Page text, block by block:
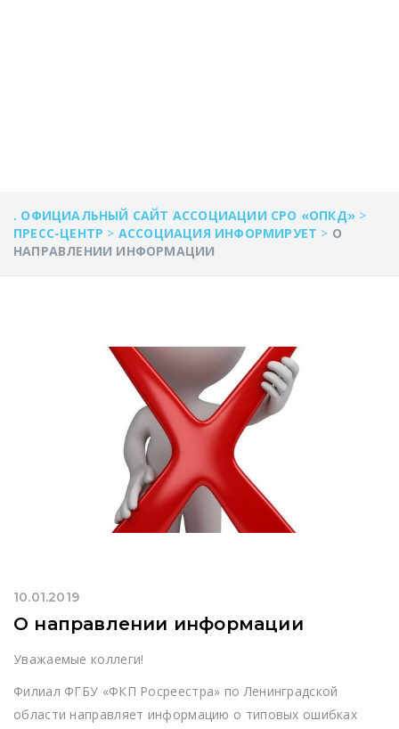
. ОФИЦИАЛЬНЫЙ САЙТ АССОЦИАЦИИ СРО «ОПКД» >
ПРЕСС-ЦЕНТР > АССОЦИАЦИЯ ИНФОРМИРУЕТ > О
НАПРАВЛЕНИИ ИНФОРМАЦИИ
10.01.2019
О направлении информации
Уважаемые коллеги!
Филиал ФГБУ «ФКП Росреестра» по Ленинградской
области направляет информацию о типовых ошибках